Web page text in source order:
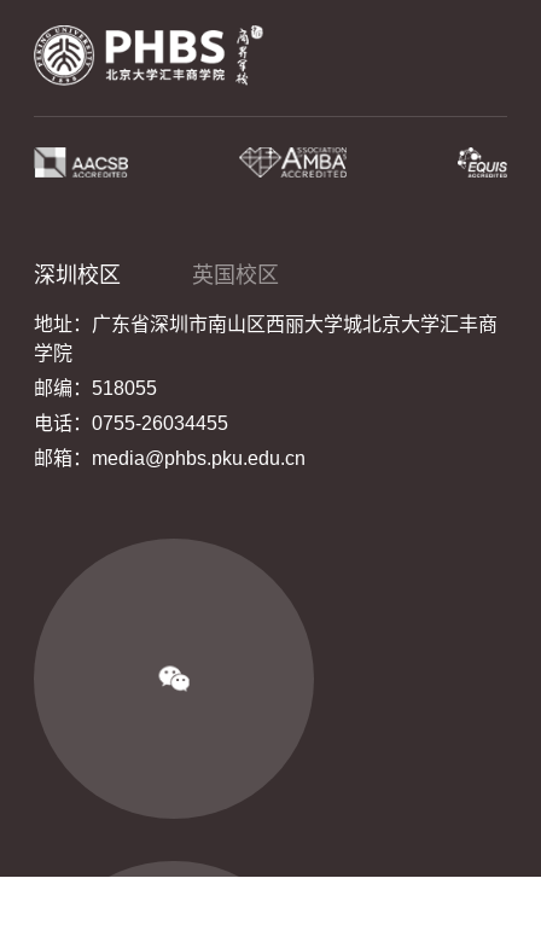
深圳校区 英国校区
地址：广东省深圳市南山区西丽大学城北京大学汇丰商
学院
邮编：518055
电话：0755-26034455
邮箱：media@phbs.pku.edu.cn